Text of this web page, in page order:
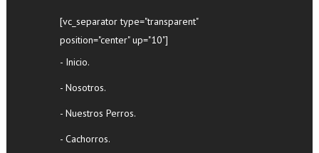
[vc_separator type="transparent"
position="center" up="10"]
- Inicio.
- Nosotros.
- Nuestros Perros.
- Cachorros.